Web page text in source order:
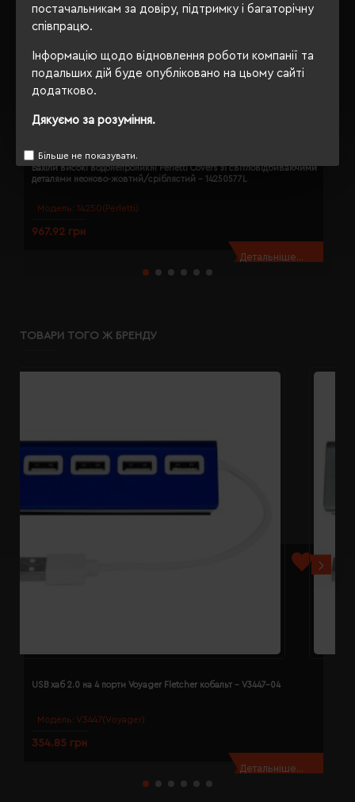
постачальникам за довіру, підтримку і багаторічну
співпрацю.
Інформацію щодо відновлення роботи компанії та
подальших дій буде опубліковано на цьому сайті
додатково.
Дякуємо за розуміння.
Більше не показувати.
Модель: 14250(Perletti)
Бахіли високі водонепроникні Perletti Covers зі світловідбиваючими
деталями неоново-жовтий/сріблястий - 14250577L
967.92 грн
Детальніше...
ТОВАРИ ТОГО Ж БРЕНДУ
Модель: V3447(Voyager)
USB хаб 2.0 на 4 порти Voyager Fletcher кобальт - V3447-04
354.85 грн
Детальніше...